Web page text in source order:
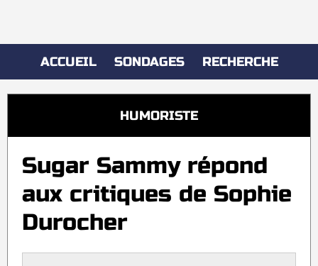
ACCUEIL SONDAGES RECHERCHE
HUMORISTE
Sugar Sammy répond
aux critiques de Sophie
Durocher